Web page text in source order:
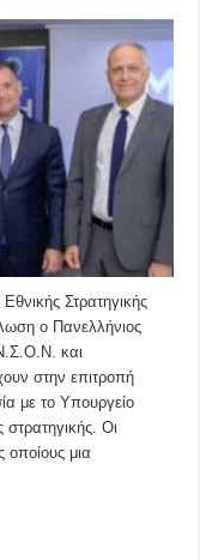
Στρατηγικής
ο Πανελλήνιος
και
στην επιτροπή
με το Υπουργείο
στρατηγικής. Οι
οποίους μια